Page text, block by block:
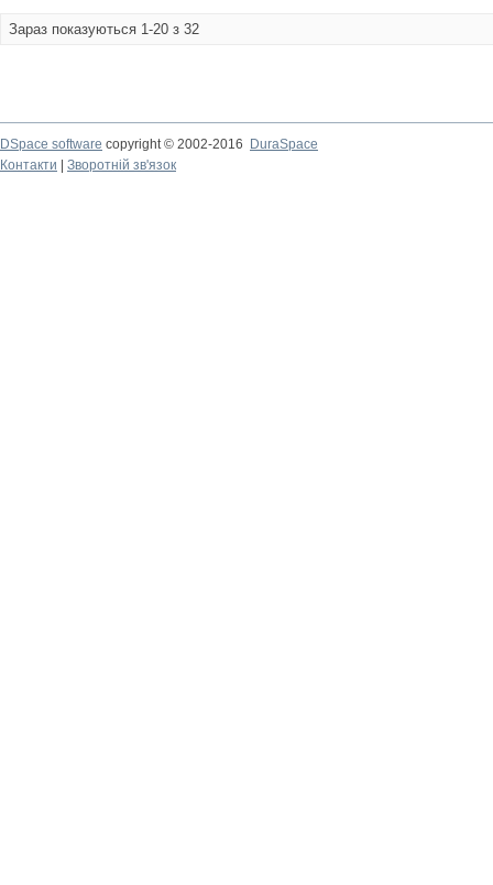
Зараз показуються 1-20 з 32
DSpace software copyright © 2002-2016
DuraSpace
Контакти
Зворотній зв'язок